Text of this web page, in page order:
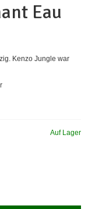
Eau
Kenzo Jungle war
Auf Lager